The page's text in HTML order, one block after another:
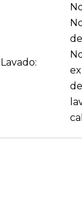
Lavado: